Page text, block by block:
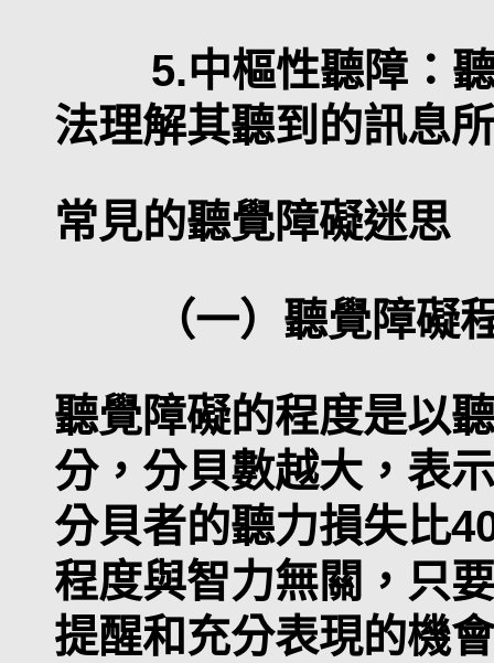
5.中樞性聽障：聽
法理解其聽到的訊息
常見的聽覺障礙迷思
（一）聽覺障礙程
聽覺障礙的程度是以
分，分貝數越大，表
分貝者的聽力損失比
程度與智力無關，只
提醒和充分表現的機